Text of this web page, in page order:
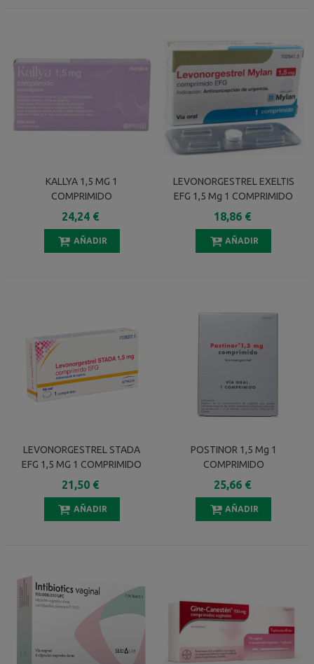
KALLYA 1,5 MG 1
COMPRIMIDO
24,24 €
AÑADIR
LEVONORGESTREL EXELTIS
EFG 1,5 Mg 1 COMPRIMIDO
18,86 €
AÑADIR
LEVONORGESTREL STADA
EFG 1,5 MG 1 COMPRIMIDO
21,50 €
AÑADIR
POSTINOR 1,5 Mg 1
COMPRIMIDO
25,66 €
AÑADIR